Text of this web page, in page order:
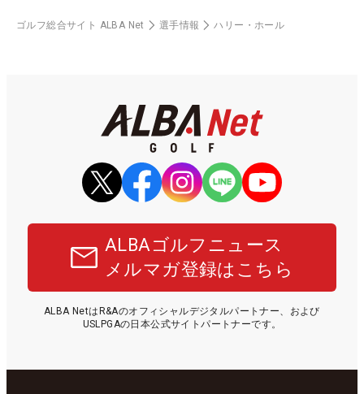
ゴルフ総合サイト ALBA Net 選手情報 ハリー・ホール
ALBAゴルフニュース
メルマガ登録はこちら
ALBA NetはR&Aのオフィシャルデジタルパートナー、および
USLPGAの日本公式サイトパートナーです。